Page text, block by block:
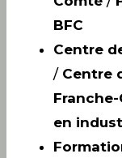
BFC
Centre
/ Centre
en